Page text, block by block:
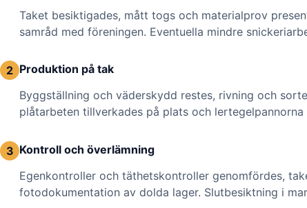
Taket besiktigades, mått togs och materialprov
samråd med föreningen. Eventuella mindre
2 Produktion på tak
Byggställning och väderskydd restes, rivning och
plåtarbeten tillverkades på plats och
3 Kontroll och överlämning
Egenkontroller och täthetskontroller genomfördes,
fotodokumentation av dolda lager. Slutbesiktning i